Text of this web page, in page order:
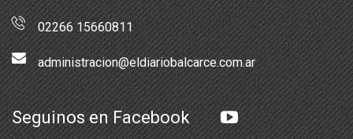
02266 15660811
administracion@eldiariobalcarce.com.ar
Seguinos en Facebook